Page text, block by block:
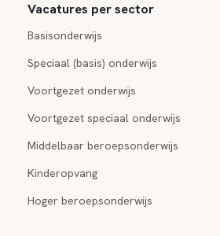
Vacatures per sector
Basisonderwijs
Speciaal (basis) onderwijs
Voortgezet onderwijs
Voortgezet speciaal onderwijs
Middelbaar beroepsonderwijs
Kinderopvang
Hoger beroepsonderwijs